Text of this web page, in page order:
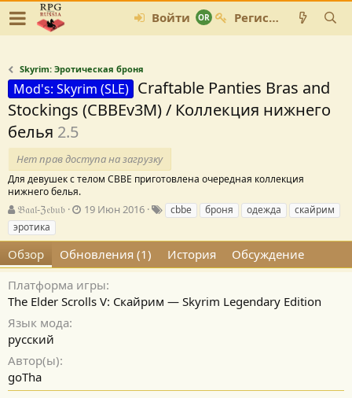
Войти Регистрация
Skyrim: Эротическая броня
Mod's: Skyrim (SLE) Craftable Panties Bras and
Stockings (CBBEv3M) / Коллекция нижнего
белья 2.5
Нет прав доступа на загрузку
Для девушек с телом СВВЕ приготовлена очередная коллекция
нижнего белья.
А
в
т
о
р
𝔅𝔞𝔞𝔩-ℨ𝔢𝔟𝔲𝔟
Д
а
с
з
д
19 Июн 2016
и
cbbe броня одежда
скайрим
эротика
Обзор Обновления (1) История
Обсуждение
Платформа игры
The Elder Scrolls V: Скайрим — Skyrim Legendary Edition
Язык мода
русский
Автор(ы)
goTha